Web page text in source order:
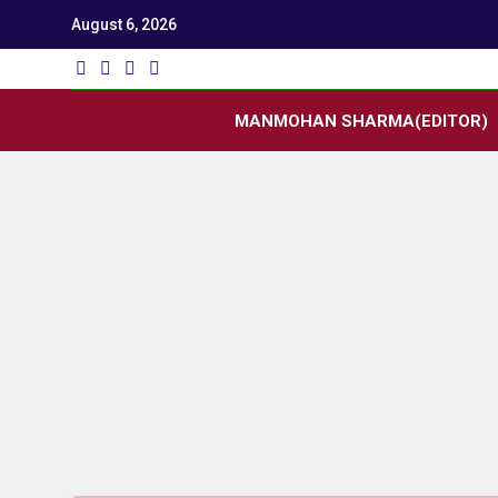
August 6, 2026
MANMOHAN SHARMA(EDITOR)